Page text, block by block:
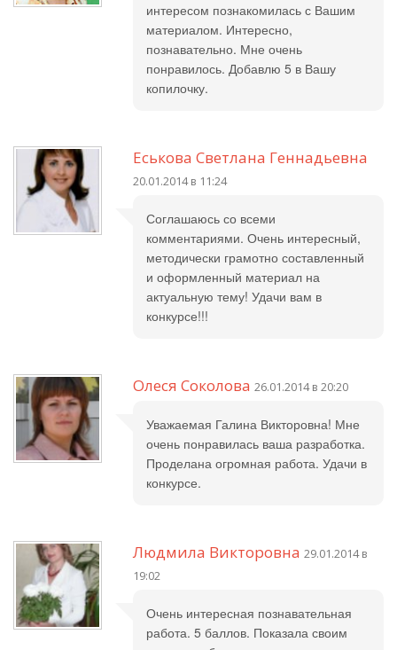
интересом познакомилась с Вашим
материалом. Интересно,
познавательно. Мне очень
понравилось. Добавлю 5 в Вашу
копилочку.
Еськова Светлана Геннадьевна
20.01.2014 в 11:24
Соглашаюсь со всеми
комментариями. Очень интересный,
методически грамотно составленный
и оформленный материал на
актуальную тему! Удачи вам в
конкурсе!!!
Олеся Соколова 26.01.2014 в 20:20
Уважаемая Галина Викторовна! Мне
очень понравилась ваша разработка.
Проделана огромная работа. Удачи в
конкурсе.
Людмила Викторовна 29.01.2014 в
19:02
Очень интересная познавательная
работа. 5 баллов. Показала своим